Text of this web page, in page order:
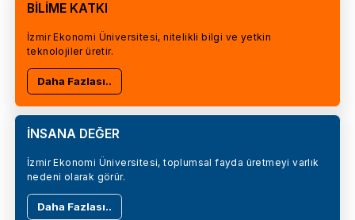
BİLİME KATKI
İzmir Ekonomi Üniversitesi, nitelikli bilgi ve yetkin
teknolojiler üretir.
Daha Fazlası..
İNSANA DEĞER
İzmir Ekonomi Üniversitesi, toplumsal fayda üretmeyi varlık
nedeni olarak görür.
Daha Fazlası..